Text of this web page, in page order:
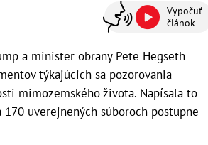
Vypočuť
článok
a minister obrany Pete Hegseth
týkajúcich sa pozorovania
mimozemského života. Napísala to
uverejnených súboroch postupne